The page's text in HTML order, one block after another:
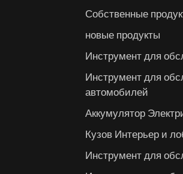
Собственные
новые продукты
Инструмент для
Инструмент для
автомобилей
Аккумулятор
Кузов Интерьер и
Инструмент для